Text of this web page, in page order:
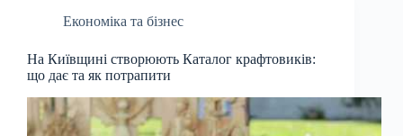
Економіка та бізнес
На Київщині створюють Каталог крафтовиків:
що дає та як потрапити